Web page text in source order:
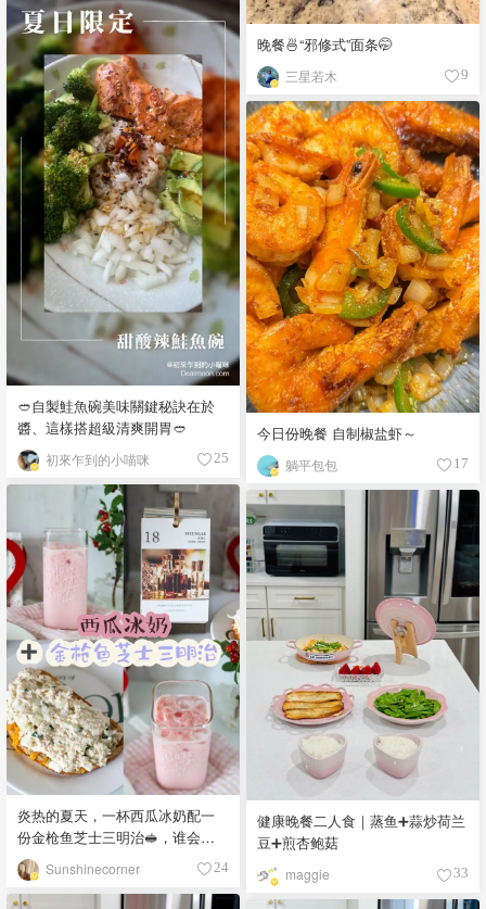
晚餐🍜“邪修式”面条🤭
三星若木 9
🥙自製鮭魚碗美味關鍵秘訣在於
醬、這樣搭超級清爽開胃🥙
初來乍到的小喵咪 25
今日份晚餐 自制椒盐虾～
躺平包包 17
炎热的夏天，一杯西瓜冰奶配一
份金枪鱼芝士三明治🥪，谁会不
爱🍉🧊💕Sunshinecorner 24
健康晚餐二人食｜蒸鱼➕蒜炒荷兰
豆➕煎杏鲍菇
maggie 33